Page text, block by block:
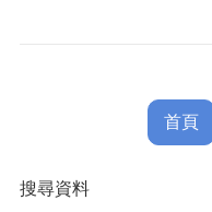
首頁
搜尋資料